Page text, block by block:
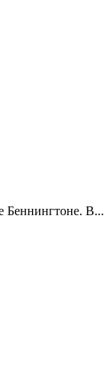
Беннингтоне. В...